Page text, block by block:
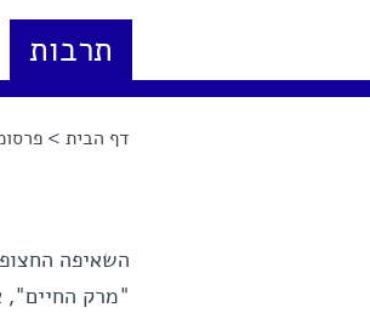
תרבות
הינך נמצא כאן
דף הבית >
השאיפה